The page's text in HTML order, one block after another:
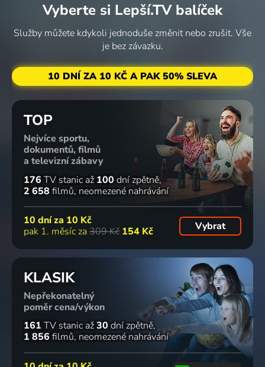
Vyberte si Lepší.TV balíček
Služby můžete kdykoli jednoduše změnit nebo zrušit. Vše
je bez závazku.
10 DNÍ ZA 10 KČ A PAK 50% SLEVA
TOP
Nejvíce sportu,
dokumentů, filmů
a televizní zábavy
176 TV stanic až 100 dní zpětně
2 658 filmů neomezené nahrávání
10 dní za 10 Kč
pak 1. měsíc za 309 Kč 154 Kč Vybrat
KLASIK
Nepřekonatelný
poměr cena/výkon
161 TV stanic až30 dní zpětně
1 856 filmů neomezené nahrávání